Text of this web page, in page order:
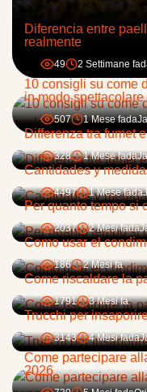
Diferencia entre
realmente
49 2 Settimane fa
10 consigli su come
in modo spettacolare
507 1 Mese fada
Differenza tra fumet
328 1 Mese fada
Cantidades y
4497 1 Mese fada
Per quanto tempo si
2037 2 Mesi fada
Como usar el
186 2 Mesi fa
Come riscaldare la
1791 3 Mesi fa
Trucchi per
3143 4 Mesi fada
Come partecipare
2026